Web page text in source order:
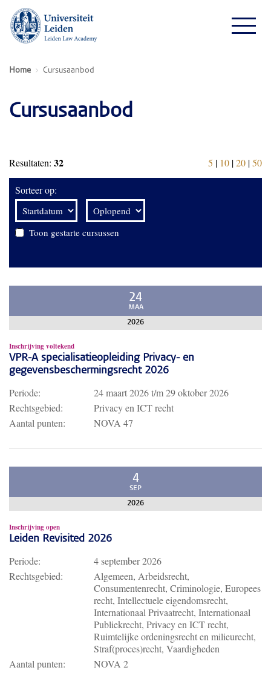
Home Cursusaanbod
Cursusaanbod
Resultaten: 32 5 | 10 |20 |50
Sorteer op:
Toon gestarte cursussen
24
MAA
2026
Inschrijving voltekend
VPR-A specialisatieopleiding Privacy- en
gegevensbeschermingsrecht 2026
Periode: 24 maart 2026t/m29 oktober 2026
Rechtsgebied:
Privacy en ICT recht
Aantal punten:
NOVA 47
4
SEP
2026
Inschrijving open
Leiden Revisited 2026
Periode:
4 september 2026
Rechtsgebied:
Algemeen, Arbeidsrecht,
Consumentenrecht, Criminologie, Europees
recht, Intellectuele eigendomsrecht,
Internationaal Privaatrecht, Internationaal
Publiekrecht, Privacy en ICT recht,
Ruimtelijke ordeningsrecht en milieurecht,
Straf(proces)recht, Vaardigheden
Aantal punten:
NOVA 2